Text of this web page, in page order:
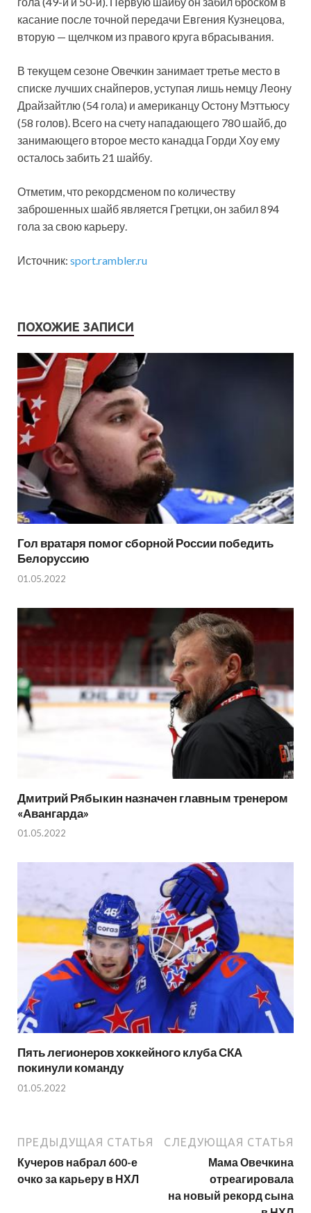
касание после точной передачи Евгения Кузнецова,
вторую — щелчком из правого круга вбрасывания.
В текущем сезоне Овечкин занимает третье место в
списке лучших снайперов, уступая лишь немцу Леону
Драйзайтлю (54 гола) и американцу Остону Мэттьюсу
(58 голов). Всего на счету нападающего 780 шайб, до
занимающего второе место канадца Горди Хоу ему
осталось забить 21 шайбу.
Отметим, что рекордсменом по количеству
заброшенных шайб является Гретцки, он забил 894
гола за свою карьеру.
Источник: sport.rambler.ru
ПОХОЖИЕ ЗАПИСИ
Гол вратаря помог сборной России победить
Белоруссию
01.05.2022
Дмитрий Рябыкин назначен главным тренером
«Авангарда»
01.05.2022
Пять легионеров хоккейного клуба СКА
покинули команду
01.05.2022
ПРЕДЫДУЩАЯ СТАТЬЯ
Кучеров набрал 600-е
очко за карьеру в НХЛ
СЛЕДУЮЩАЯ СТАТЬЯ
Мама Овечкина
отреагировала
на новый рекорд сына